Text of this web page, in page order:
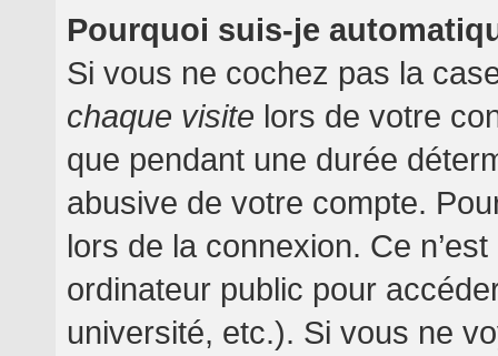
Pourquoi suis-je
Si vous ne cochez pas la
chaque visite lors de votre
que pendant une durée
abusive de votre compte.
lors de la connexion. Ce
ordinateur public pour
université, etc.). Si vous ne